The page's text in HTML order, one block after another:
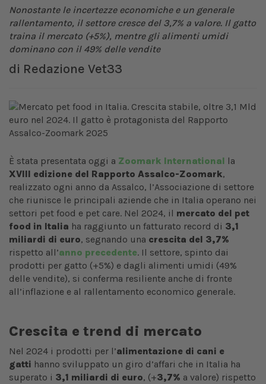
Nonostante le incertezze economiche e un generale
rallentamento, il settore cresce del 3,7% a valore. Il gatto
traina il mercato (+5%), mentre gli alimenti umidi
dominano con il 49% delle vendite
di Redazione Vet33
È stata presentata oggi a Zoomark International la
XVIII edizione del Rapporto Assalco-Zoomark,
realizzato ogni anno da Assalco, l’Associazione di settore
che riunisce le principali aziende che in Italia operano nei
settori pet food e pet care. Nel 2024, il mercato del pet
food in Italia ha raggiunto un fatturato record di 3,1
miliardi di euro, segnando una crescita del 3,7%
rispetto all’anno precedente. Il settore, spinto dai
prodotti per gatto (+5%) e dagli alimenti umidi (49%
delle vendite), si conferma resiliente anche di fronte
all’inflazione e al rallentamento economico generale.
Crescita e trend di mercato
Nel 2024 i prodotti per l’alimentazione di cani e
gatti hanno sviluppato un giro d’affari che in Italia ha
superato i 3,1 miliardi di euro, (+3,7% a valore) rispetto